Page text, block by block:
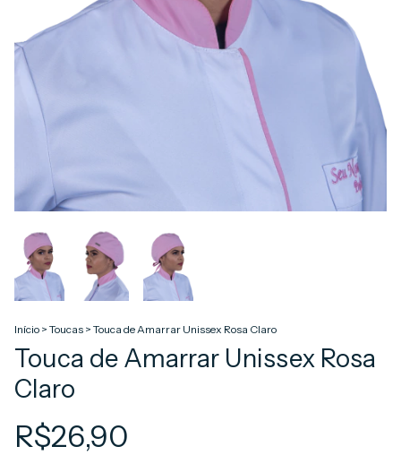
Início > Toucas > Touca de Amarrar Unissex Rosa Claro
Touca de Amarrar Unissex Rosa
Claro
R$26,90